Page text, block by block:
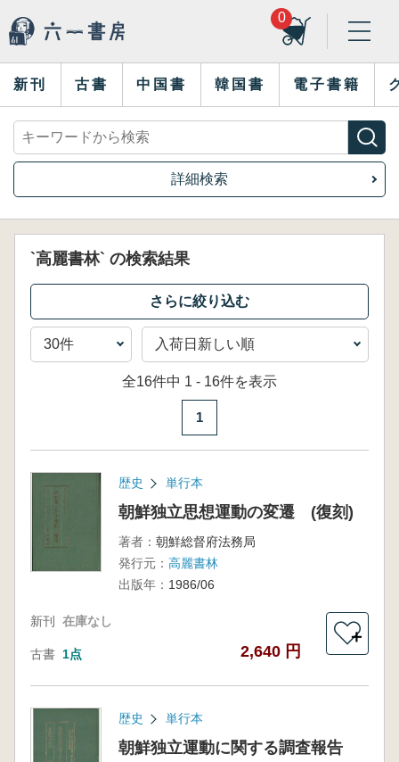
0
新刊 古書 中国書 韓国書 電子書籍
詳細検索
`高麗書林` の検索結果
全16件中 1 - 16件を表示
1
歴史 単行本
朝鮮独立思想運動の変遷 (復刻)
著者： 朝鮮総督府法務局
発行元： 高麗書林
出版年： 1986/06
新刊 在庫なし
古書 1点 2,640 円
＋
歴史 単行本
朝鮮独立運動に関する調査報告